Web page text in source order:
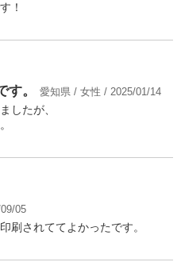
！
す。 愛知県 / 女性 / 2025/01/14
したが、
05
刷されててよかったです。